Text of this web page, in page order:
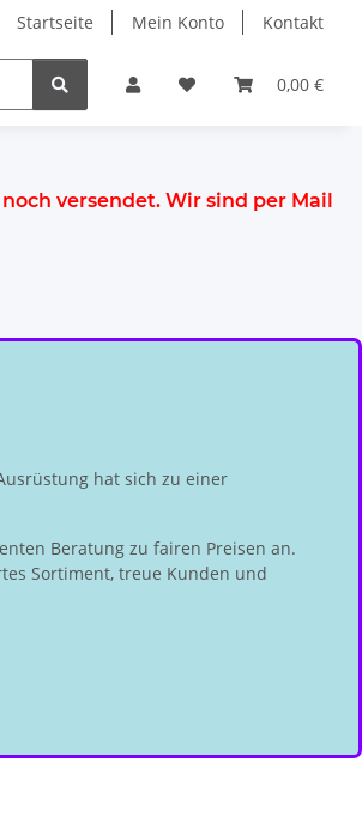
Startseite Mein Konto Kontakt
0,00 €
noch versendet. Wir sind per Mail
hat sich zu einer
Beratung zu fairen Preisen an.
Sortiment, treue Kunden und